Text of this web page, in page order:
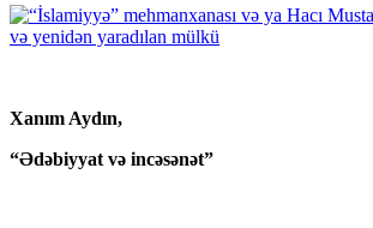
Xanım Aydın,
“Ədəbiyyat və incəsənət”